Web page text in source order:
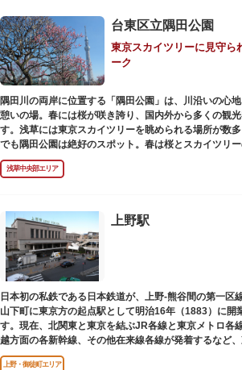
仲見世や、隅田川や東京スカイツリーも一望できるビ
います。
浅草の街並みに溶け込む平屋を重ねたようなおしゃれな
する建築家・隈研吾氏によるデザイン。木の温もりあふ
日本を訪れる海外ツーリストにも優しい印象を与えてい
台東区立隅田公園
東京スカイツリーに見守ら
ーク
隅田川の両岸に位置する「隅田公園」は、川沿いの心
憩いの場。春には桜が咲き誇り、国内外から多くの観
す。浅草には東京スカイツリーを眺められる場所が数
でも隅田公園は絶好のスポット。春は桜とスカイツリ
川沿いにある「隅田公園オープンカフェ」は、店舗の一
的なカフェ・レストラン。綺麗な景色を眺めながら、コ
りと過ごしても良いですね。また、クジラの滑り台が
身体を動かせます。
隅田川橋梁に設置された全長約160mの「すみだリバー
スカイツリーまでの最短距離ルートのひとつ。歩道橋
から隅田川を見下ろしたり、すぐ横を走る電車の迫力
散策にいかがでしょうか。
浅草中央部エリア
上野駅
日本初の私鉄である日本鉄道が、上野-熊谷間の第一区
山下町に東京方の起点駅として明治16年（1883）に開
す。現在、北関東と東京を結ぶJR各線と東京メトロ各
越方面の各新幹線、その他在来線各線が発着するなど
口」として機能しています。
上野・御徒町エリア